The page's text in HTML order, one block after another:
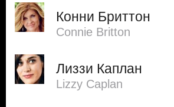
Конни Бриттон
Connie Britton
Лиззи Каплан
Lizzy Caplan